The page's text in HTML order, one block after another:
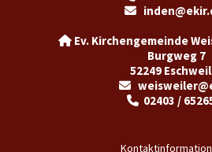

Ev. Kirchengemeinde
Burgweg 7
52249

02403 /